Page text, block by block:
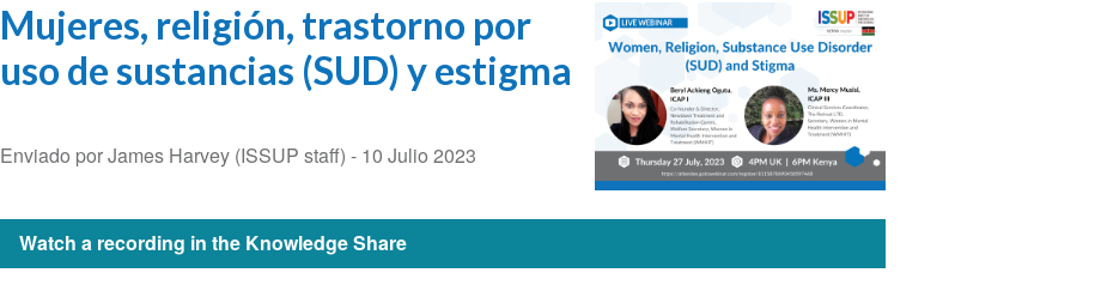
Mujeres, religión, trastorno por
uso de sustancias (SUD) y estigma
Enviado por James Harvey (ISSUP staff) - 10 Julio 2023
Watch a recording in the Knowledge Share